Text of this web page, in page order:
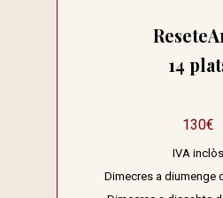
14
130€
IVA inclòs
Dimecres a diumenge